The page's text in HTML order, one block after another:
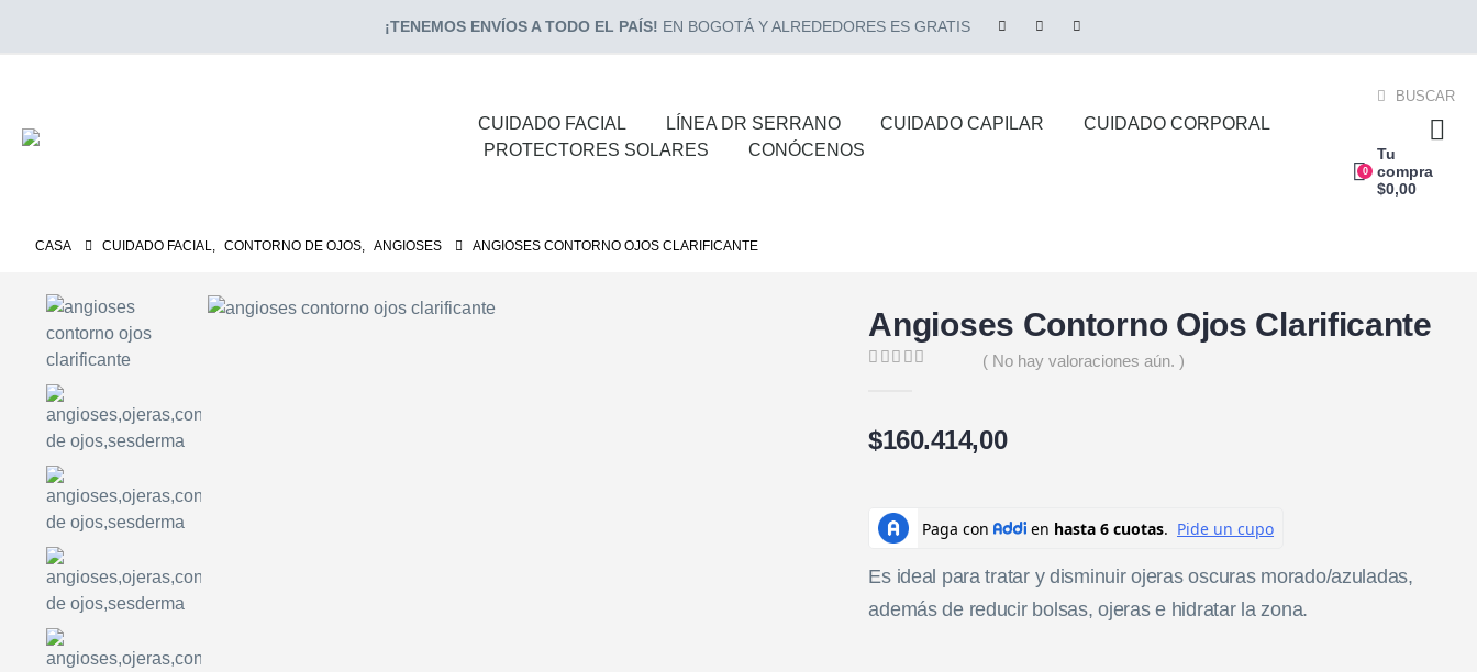
¡TENEMOS ENVÍOS A TODO EL PAÍS! EN BOGOTÁ Y ALREDEDORES ES GRATIS
CUIDADO FACIAL LÍNEA DR SERRANO CUIDADO CAPILAR
CUIDADO CORPORAL
PROTECTORES SOLARES
CONÓCENOS
BUSCAR
0
Tu
compra
$0,00
CASA CUIDADO FACIAL, CONTORNO DE OJOS, ANGIOSES ANGIOSES CONTORNO OJOS CLARIFICANTE
Angioses Contorno Ojos Clarificante
( No hay valoraciones aún. )
$160.414,00
Es ideal para tratar y disminuir ojeras oscuras morado/azuladas,
además de reducir bolsas, ojeras e hidratar la zona.